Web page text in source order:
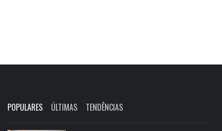
POPULARES ÚLTIMAS TENDÊNCIAS